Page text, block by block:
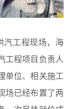
汽工程现场，海
工程项目负责人
单位、相关施工
场已经布置了两